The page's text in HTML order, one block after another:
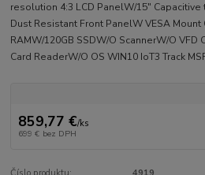
resolution 4:3 LCD PanelW/15" Capacitive
Dust Resistant Front PanelW VESA Mount
RAMW/120GB SSDW/O ScannerW/O
Card ReaderW/O OS WIN10 IoT3 Track
859,77 €/ks
699 € bez DPH